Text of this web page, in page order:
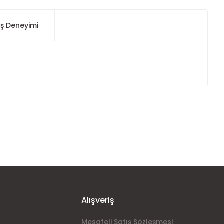
Deneyimi
Alışveriş
Mesafeli Satış Sözleşmesi